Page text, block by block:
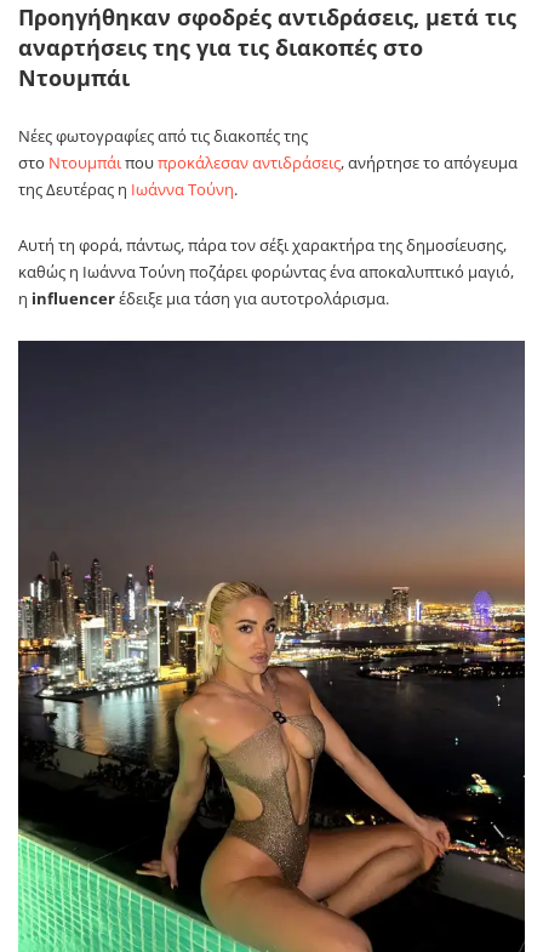
Προηγήθηκαν σφοδρές αντιδράσεις, μετά τις
αναρτήσεις της για τις διακοπές στο
Ντουμπάι
Νέες φωτογραφίες από τις διακοπές της
στο Ντουμπάιπουπροκάλεσαν αντιδράσεις, ανήρτησε το απόγευμα
της Δευτέρας η Ιωάννα Τούνη.
Αυτή τη φορά, πάντως, πάρα τον σέξι χαρακτήρα της δημοσίευσης,
καθώς η Ιωάννα Τούνη ποζάρει φορώντας ένα αποκαλυπτικό μαγιό,
η influencerέδειξε μια τάση για αυτοτρολάρισμα.